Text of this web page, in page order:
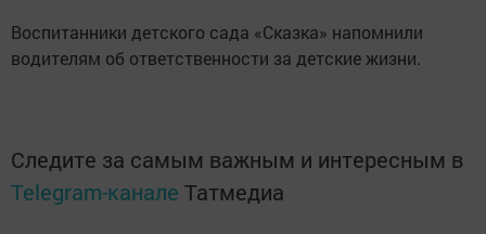
Воспитанники детского сада «Сказка» напомнили
водителям об ответственности за детские жизни.
Следите за самым важным и интересным в
Telegram-канале Татмедиа